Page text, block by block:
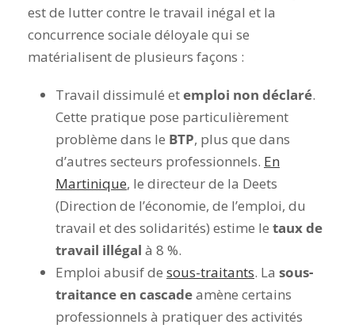
est de lutter contre le travail inégal et la
concurrence sociale déloyale qui se
matérialisent de plusieurs façons :
Travail dissimulé etemploi non déclaré.
Cette pratique pose particulièrement
problème dans le BTP, plus que dans
d’autres secteurs professionnels. En
Martinique, le directeur de la Deets
(Direction de l’économie, de l’emploi, du
travail et des solidarités) estime le taux de
travail illégal à 8 %.
Emploi abusif de sous-traitants. La sous-
traitance en cascadeamène certains
professionnels à pratiquer des activités